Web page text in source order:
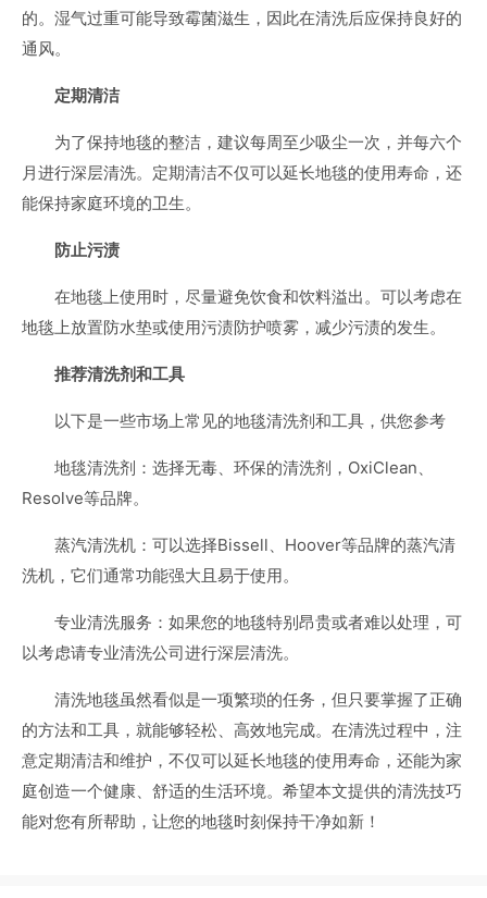
的。湿气过重可能导致霉菌滋生，因此在清洗后应保持良好的
通风。
定期清洁
为了保持地毯的整洁，建议每周至少吸尘一次，并每六个
月进行深层清洗。定期清洁不仅可以延长地毯的使用寿命，还
能保持家庭环境的卫生。
防止污渍
在地毯上使用时，尽量避免饮食和饮料溢出。可以考虑在
地毯上放置防水垫或使用污渍防护喷雾，减少污渍的发生。
推荐清洗剂和工具
以下是一些市场上常见的地毯清洗剂和工具，供您参考
地毯清洗剂：选择无毒、环保的清洗剂，OxiClean、
Resolve等品牌。
蒸汽清洗机：可以选择Bissell、Hoover等品牌的蒸汽清
洗机，它们通常功能强大且易于使用。
专业清洗服务：如果您的地毯特别昂贵或者难以处理，可
以考虑请专业清洗公司进行深层清洗。
清洗地毯虽然看似是一项繁琐的任务，但只要掌握了正确
的方法和工具，就能够轻松、高效地完成。在清洗过程中，注
意定期清洁和维护，不仅可以延长地毯的使用寿命，还能为家
庭创造一个健康、舒适的生活环境。希望本文提供的清洗技巧
能对您有所帮助，让您的地毯时刻保持干净如新！